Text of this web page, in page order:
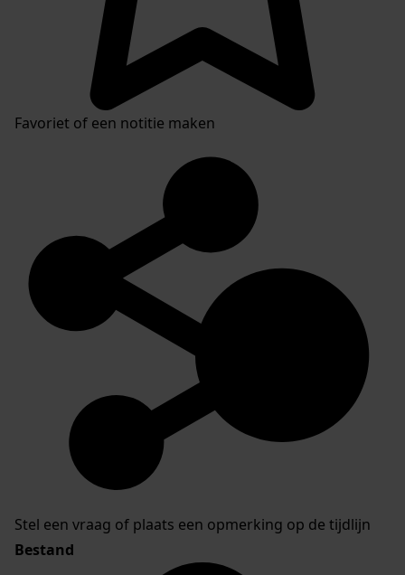
Favoriet of een notitie maken
Stel een vraag of plaats een opmerking op de tijdlijn
Bestand